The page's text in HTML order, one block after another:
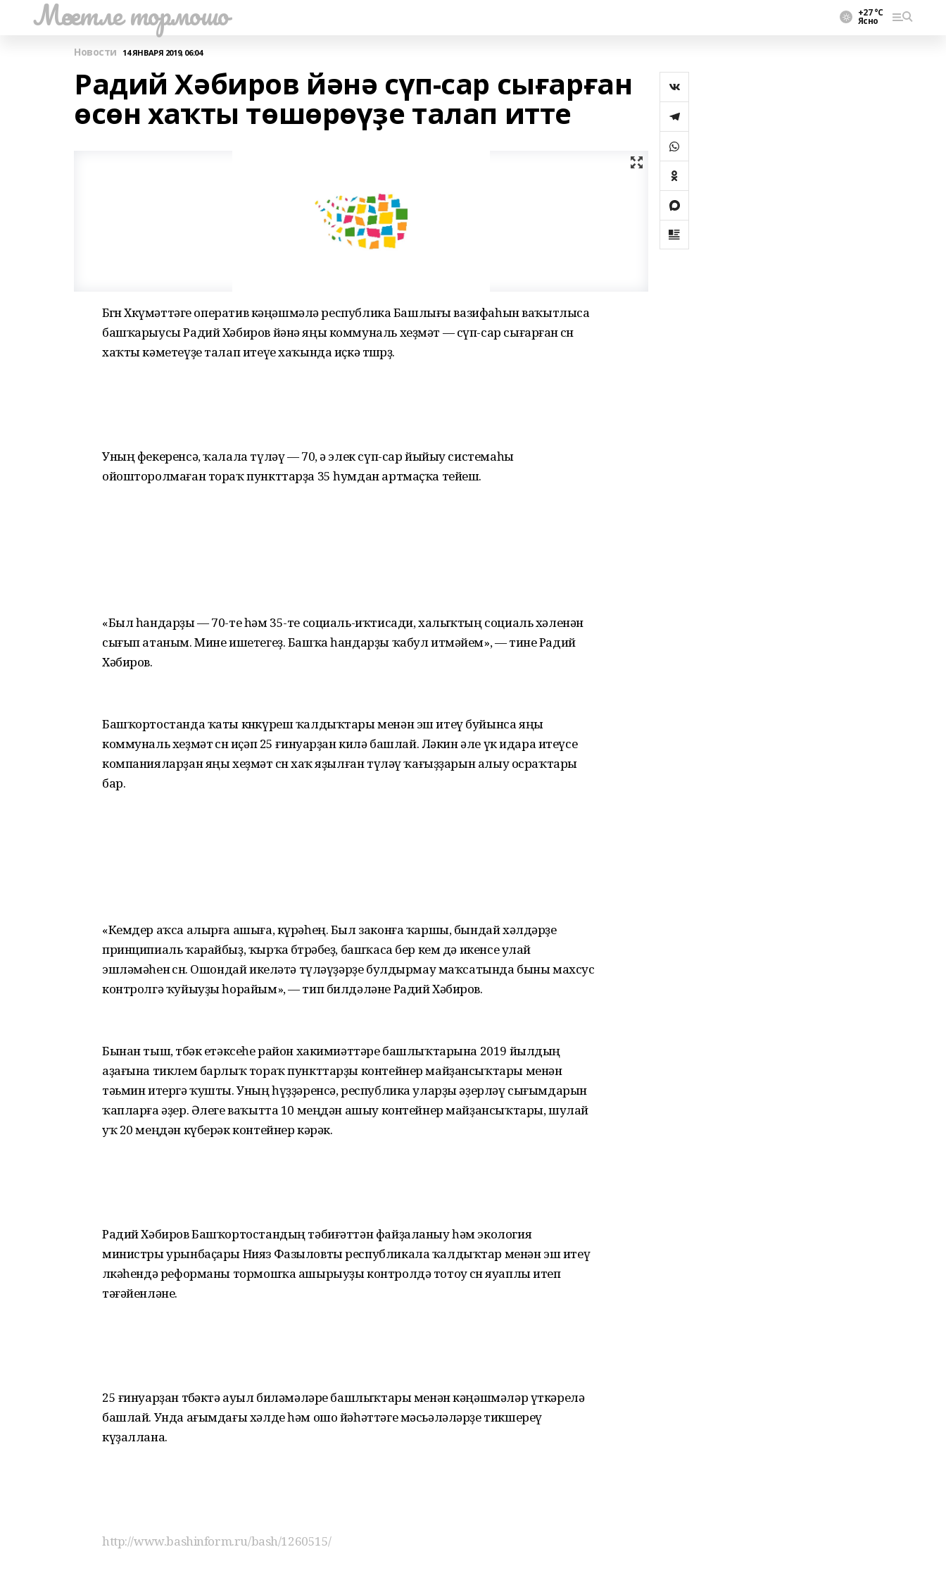
Мәсетле тормошо +27 °С
Ясно
Новости 14 ЯНВАРЯ 2019, 06:04
Радий Хәбиров йәнә сүп-сар сығарған
өсөн хаҡты төшөрөүҙе талап итте
Бөгөн Хөкүмәттәге оператив кәңәшмәлә республика Башлығы вазифаһын ваҡытлыса
башҡарыусы Радий Хәбиров йәнә яңы коммуналь хеҙмәт — сүп-сар сығарған өсөн
хаҡты кәметеүҙе талап итеүе хаҡында иҫкә төшөрҙө.
Уның фекеренсә, ҡалала түләү — 70, ә элек сүп-сар йыйыу системаһы
ойошторолмаған тораҡ пункттарҙа 35 һумдан артмаҫҡа тейеш.
«Был һандарҙы — 70-те һәм 35-те социаль-иҡтисади, халыҡтың социаль хәленән
сығып атаным. Мине ишетегеҙ. Башҡа һандарҙы ҡабул итмәйем», — тине Радий
Хәбиров.
Башҡортостанда ҡаты көнкүреш ҡалдыҡтары менән эш итеү буйынса яңы
коммуналь хеҙмәт өсөн иҫәп 25 ғинуарҙан килә башлай. Ләкин әле үк идара итеүсе
компанияларҙан яңы хеҙмәт өсөн хаҡ яҙылған түләү ҡағыҙҙарын алыу осраҡтары
бар.
«Кемдер аҡса алырға ашыға, күрәһең. Был законға ҡаршы, бындай хәлдәрҙе
принципиаль ҡарайбыҙ, ҡырҡа бөтөрәбеҙ, башҡаса бер кем дә икенсе улай
эшләмәһен өсөн. Ошондай икеләтә түләүҙәрҙе булдырмау маҡсатында быны махсус
контролгә ҡуйыуҙы һорайым», — тип билдәләне Радий Хәбиров.
Бынан тыш, төбәк етәксеһе район хакимиәттәре башлыҡтарына 2019 йылдың
аҙағына тиклем барлыҡ тораҡ пункттарҙы контейнер майҙансыҡтары менән
тәьмин итергә ҡушты. Уның һүҙҙәренсә, республика уларҙы әҙерләү сығымдарын
ҡапларға әҙер. Әлеге ваҡытта 10 меңдән ашыу контейнер майҙансыҡтары, шулай
уҡ 20 меңдән күберәк контейнер кәрәк.
Радий Хәбиров Башҡортостандың тәбиғәттән файҙаланыу һәм экология
министры урынбаҫары Нияз Фазыловты республикала ҡалдыҡтар менән эш итеү
өлкәһендә реформаны тормошҡа ашырыуҙы контролдә тотоу өсөн яуаплы итеп
тәғәйенләне.
25 ғинуарҙан төбәктә ауыл биләмәләре башлыҡтары менән кәңәшмәләр үткәрелә
башлай. Унда ағымдағы хәлде һәм ошо йәһәттәге мәсьәләләрҙе тикшереү
күҙаллана.
http://www.bashinform.ru/bash/1260515/